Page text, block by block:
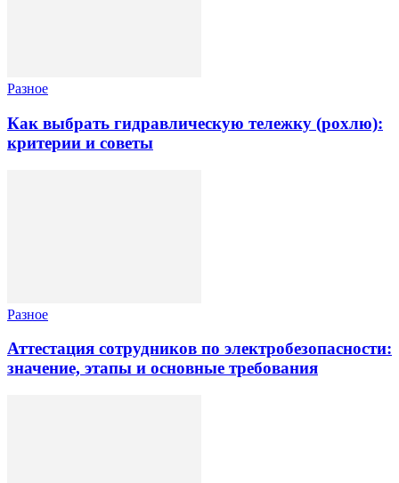
Разное
Как выбрать гидравлическую тележку (рохлю):
критерии и советы
Разное
Аттестация сотрудников по электробезопасности:
значение, этапы и основные требования